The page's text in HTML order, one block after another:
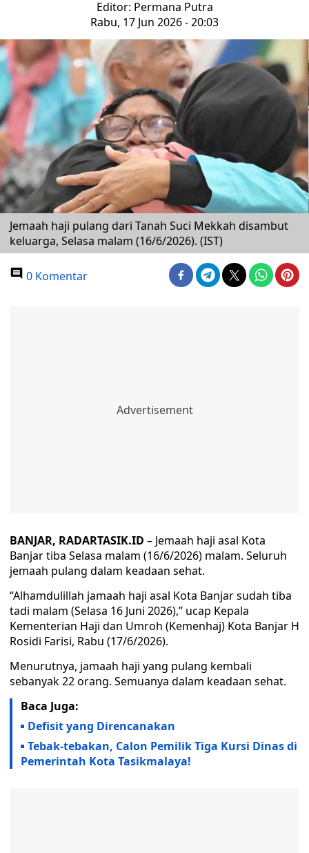
Editor: Permana Putra
Rabu, 17 Jun 2026 - 20:03
Jemaah haji pulang dari Tanah Suci Mekkah disambut
keluarga, Selasa malam (16/6/2026). (IST)
0 Komentar
BANJAR, RADARTASIK.ID – Jemaah haji asal Kota
Banjar tiba Selasa malam (16/6/2026) malam. Seluruh
jemaah pulang dalam keadaan sehat.
“Alhamdulillah jamaah haji asal Kota Banjar sudah tiba
tadi malam (Selasa 16 Juni 2026),” ucap Kepala
Kementerian Haji dan Umroh (Kemenhaj) Kota Banjar H
Rosidi Farisi, Rabu (17/6/2026).
Menurutnya, jamaah haji yang pulang kembali
sebanyak 22 orang. Semuanya dalam keadaan sehat.
Baca Juga:
Defisit yang Direncanakan
Tebak-tebakan, Calon Pemilik Tiga Kursi Dinas di
Pemerintah Kota Tasikmalaya!